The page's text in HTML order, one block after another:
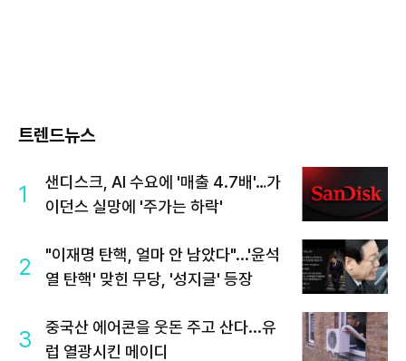
트렌드뉴스
1
샌디스크, AI 수요에 '매출 4.7배'…가
이던스 실망에 '주가는 하락'
2
"이재명 탄핵, 얼마 안 남았다"...'윤석
열 탄핵' 맞힌 무당, '성지글' 등장
3
중국산 에어콘을 웃돈 주고 산다...유
럽 열광시킨 메이디